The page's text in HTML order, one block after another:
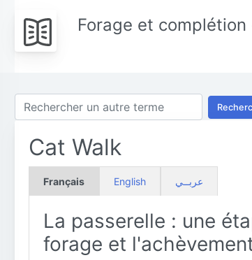
Forage et
Cat Walk
Français English عربــي
La passerelle : une
forage et